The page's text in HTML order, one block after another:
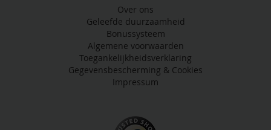
Over ons
Geleefde duurzaamheid
Bonussysteem
Algemene voorwaarden
Toegankelijkheidsverklaring
Gegevensbescherming & Cookies
Impressum